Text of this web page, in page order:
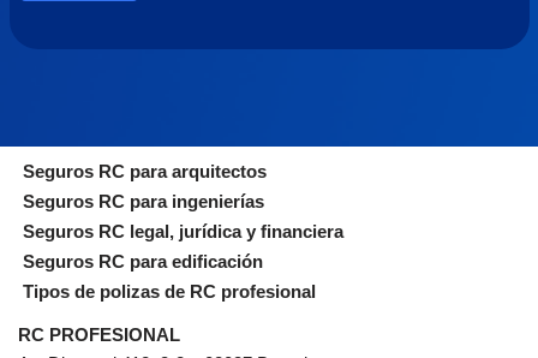
Seguros RC para arquitectos
Seguros RC para ingenierías
Seguros RC legal, jurídica y financiera
Seguros RC para edificación
Tipos de polizas de RC profesional
RC PROFESIONAL